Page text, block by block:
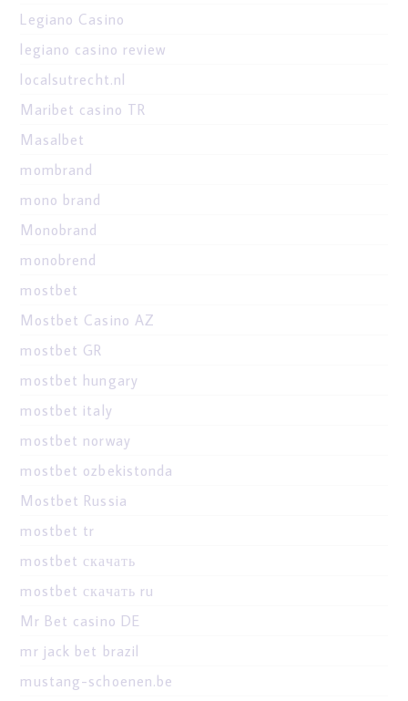
Legiano Casino
legiano casino review
localsutrecht.nl
Maribet casino TR
Masalbet
mombrand
mono brand
Monobrand
monobrend
mostbet
Mostbet Casino AZ
mostbet GR
mostbet hungary
mostbet italy
mostbet norway
mostbet ozbekistonda
Mostbet Russia
mostbet tr
mostbet скачать
mostbet скачать ru
Mr Bet casino DE
mr jack bet brazil
mustang-schoenen.be